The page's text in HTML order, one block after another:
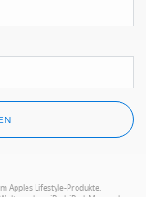
Apples Lifestyle-Produkte.